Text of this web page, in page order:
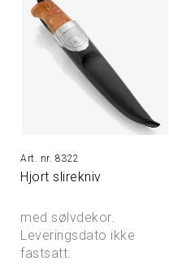
8322
Hjort slirekniv
med sølvdekor.
Leveringsdato ikke
fastsatt.